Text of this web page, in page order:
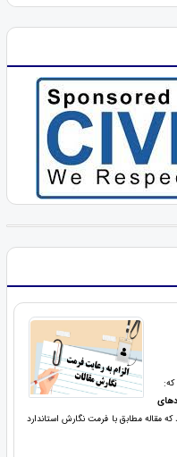
که:
مقاله مطابق با فرمت نگارش استاندارد